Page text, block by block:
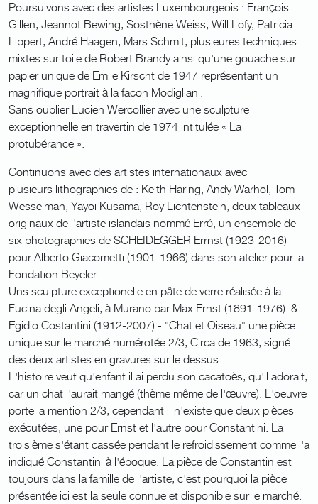
Poursuivons avec des artistes Luxembourgeois : François
Gillen, Jeannot Bewing, Sosthène Weiss, Will Lofy, Patricia
Lippert, André Haagen, Mars Schmit, plusieures techniques
mixtes sur toile de Robert Brandy ainsi qu'une gouache sur
papier unique de Emile Kirscht de 1947 représentant un
magnifique portrait à la facon Modigliani.
Sans oublier Lucien Wercollier avec une sculpture
exceptionnelle en travertin de 1974 intitulée « La
protubérance ».
Continuons avec des artistes internationaux avec
plusieurs lithographies de : Keith Haring, Andy Warhol, Tom
Wesselman, Yayoi Kusama, Roy Lichtenstein, deux tableaux
originaux de l'artiste islandais nommé Erró, un ensemble de
six photographies de SCHEIDEGGER Errnst (1923-2016)
pour Alberto Giacometti (1901-1966) dans son atelier pour la
Fondation Beyeler.
Uns sculpture exceptionelle en pâte de verre réalisée à la
Fucina degli Angeli, à Murano par Max Ernst (1891-1976) &
Egidio Costantini (1912-2007) - "Chat et Oiseau" une pièce
unique sur le marché numérotée 2/3, Circa de 1963, signé
des deux artistes en gravures sur le dessus.
L'histoire veut qu'enfant il ai perdu son cacatoès, qu'il adorait,
car un chat l'aurait mangé (thème même de l'œuvre). L'oeuvre
porte la mention 2/3, cependant il n'existe que deux pièces
exécutées, une pour Ernst et l'autre pour Constantini. La
troisième s'étant cassée pendant le refroidissement comme l'a
indiqué Constantini à l'époque. La pièce de Constantin est
toujours dans la famille de l'artiste, c'est pourquoi la pièce
présentée ici est la seule connue et disponible sur le marché.